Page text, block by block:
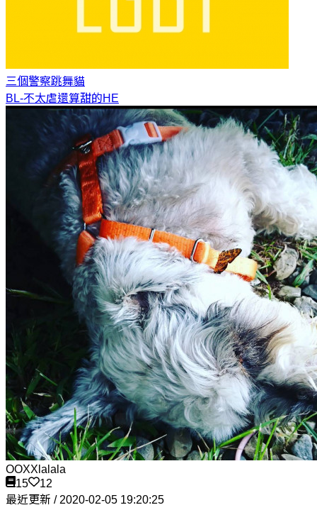
三個警察跳舞貓
BL-不太虐還算甜的HE
OOXXlalala
15
12
最近更新 / 2020-02-05 19:20:25